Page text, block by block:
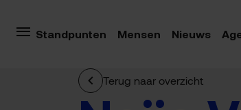
Standpunten Mensen Nieuws
Terug naar overzicht